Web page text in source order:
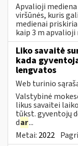
Apvalioji
viršūnės, kuris
medienai
kaip 3 m apvalioji
Liko savaitė
kada
lengvatos
Web turinio
Valstybinė
likus savaitei
tūkst. gyventojų
dar...
Metai: 2022